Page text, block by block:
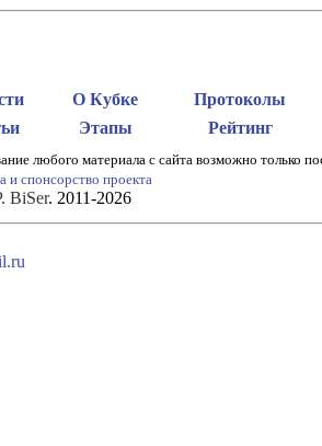
О Кубке
Протоколы
Этапы Рейтинг
любого материала с сайта возможно только
и спонсорство проекта
. 2011-2026